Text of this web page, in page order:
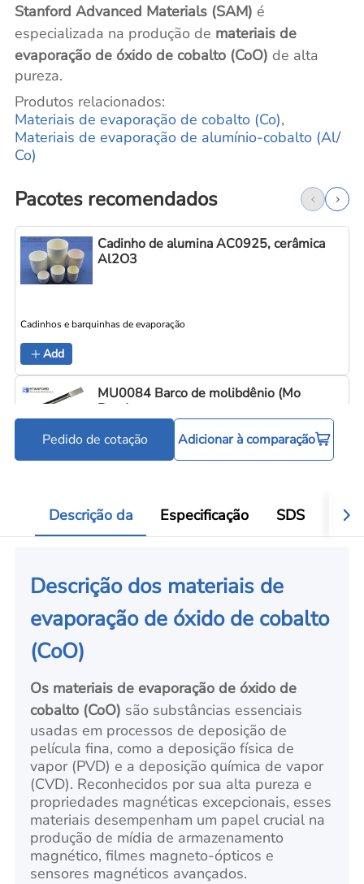
Stanford Advanced Materials (SAM) é
especializada na produção de materiais de
evaporação de óxido de cobalto (CoO) de alta
pureza.
Produtos relacionados:
Materiais de evaporação de cobalto (Co),
Materiais de evaporação de alumínio-cobalto (Al/
Co)
Pacotes recomendados
Cadinho de alumina AC0925, cerâmica
Al2O3
Cadinhos e barquinhas de evaporação
Add
MU0084 Barco de molibdênio (Mo
Boat)
Pedido de cotação Adicionar à comparação
Descrição da Especificação SDS
Descrição dos materiais de
evaporação de óxido de cobalto
(CoO)
Os materiais de evaporação de óxido de
cobalto (CoO) são substâncias essenciais
usadas em processos de deposição de
película fina, como a deposição física de
vapor (PVD) e a deposição química de vapor
(CVD). Reconhecidos por sua alta pureza e
propriedades magnéticas excepcionais, esses
materiais desempenham um papel crucial na
produção de mídia de armazenamento
magnético, filmes magneto-ópticos e
sensores magnéticos avançados.